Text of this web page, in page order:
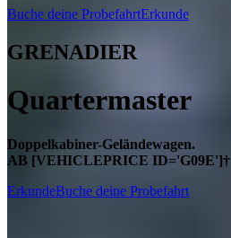
Buche deine ProbefahrtErkunde
GRENADIER
Quartermaster
Doppelkabiner-Geländewagen.
AB [VEHICLEPRICE ID='G09E']†
ErkundeBuche deine Probefahrt